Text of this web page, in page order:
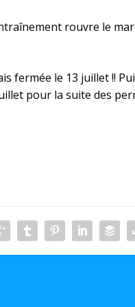
rouvre le
fermée le 13 juillet !!
pour la suite des